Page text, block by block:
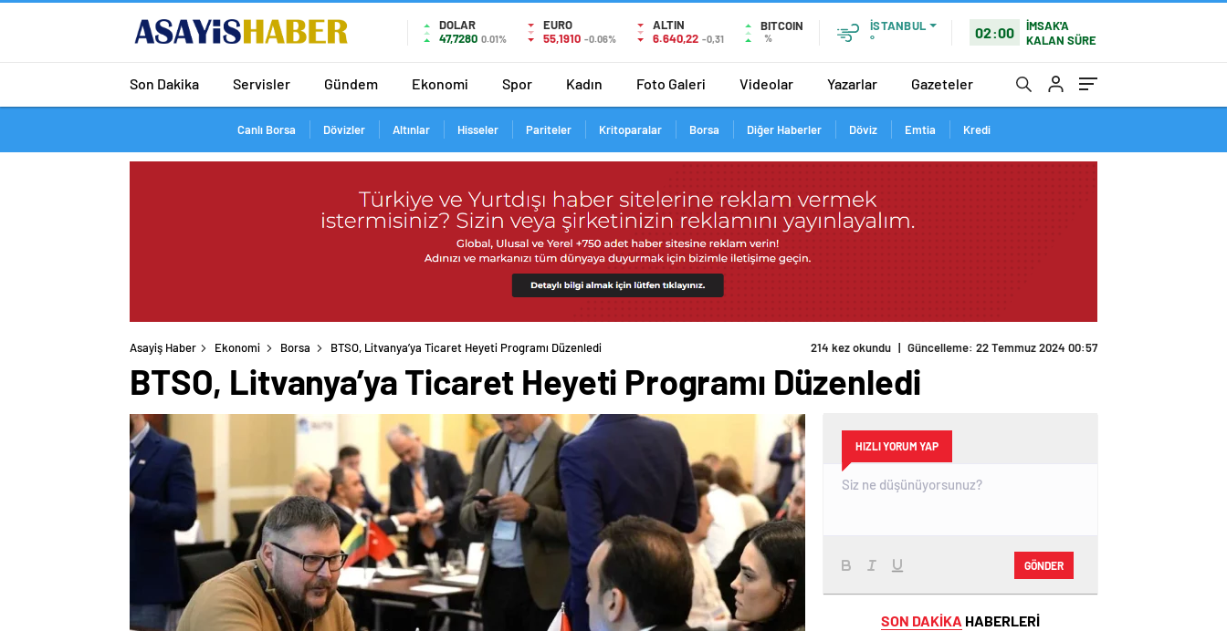
DOLAR
47,7280 0.01%
EURO
55,1910 -0.06%
ALTIN
6.640,22 -0,31
BITCOIN
%
İSTANBUL
°
02:00
İMSAK'A
KALAN SÜRE
Son Dakika Servisler Gündem Ekonomi Spor Kadın Foto Galeri Videolar Yazarlar Gazeteler
Canlı Borsa Dövizler Altınlar Hisseler Pariteler Kritoparalar Borsa Diğer Haberler Döviz Emtia Kredi
Asayiş Haber Ekonomi Borsa BTSO, Litvanya’ya Ticaret Heyeti Programı Düzenledi
BTSO, Litvanya’ya Ticaret Heyeti Programı Düzenledi
HIZLI YORUM YAP
GÖNDER
SON DAKİKA HABERLERİ